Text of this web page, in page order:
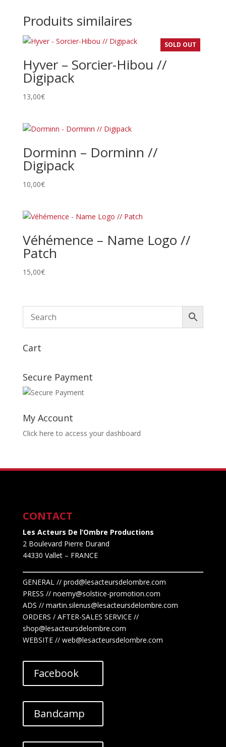
Produits similaires
SOLD OUT
Hyver – Sorcier-Hibou //
Digipack
13,00€
Dorminn – Dorminn //
Digipack
10,00€
Véhémence – Name Logo //
Patch
15,00€
Cart
Secure Payment
My Account
Click here to access your dashboard
CONTACT
Les Acteurs De l’Ombre Productions
2 Boulevard Pierre Durand
44330 Vallet– FRANCE
GENERAL // prod@lesacteursdelombre.com
PRESS // noemy@solstice-promotion.com
ADS // martin.silenus@lesacteursdelombre.com
ORDERS / AFTER-SALES SERVICE //
shop@lesacteursdelombre.com
WEBSITE // web@lesacteursdelombre.com
Facebook
Bandcamp